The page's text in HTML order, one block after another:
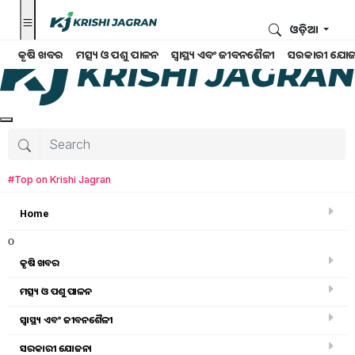
କୃଷି ଖବର ମତ୍ସ୍ୟ ଓ ପଶୁ ପାଳନ ସ୍ୱାସ୍ଥ୍ୟ ଏବଂ ଜୀବନଶୈଳୀ ସରକାରୀ
ଓଡ଼ିଆ
#Top on Krishi Jagran
Home
o
କୃଷି ଖବର
ମତ୍ସ୍ୟ ଓ ପଶୁ ପାଳନ
ସ୍ୱାସ୍ଥ୍ୟ ଏବଂ ଜୀବନଶୈଳୀ
ସରକାରୀ ଯୋଜନା
ସରକାରୀ ସ୍କିମ